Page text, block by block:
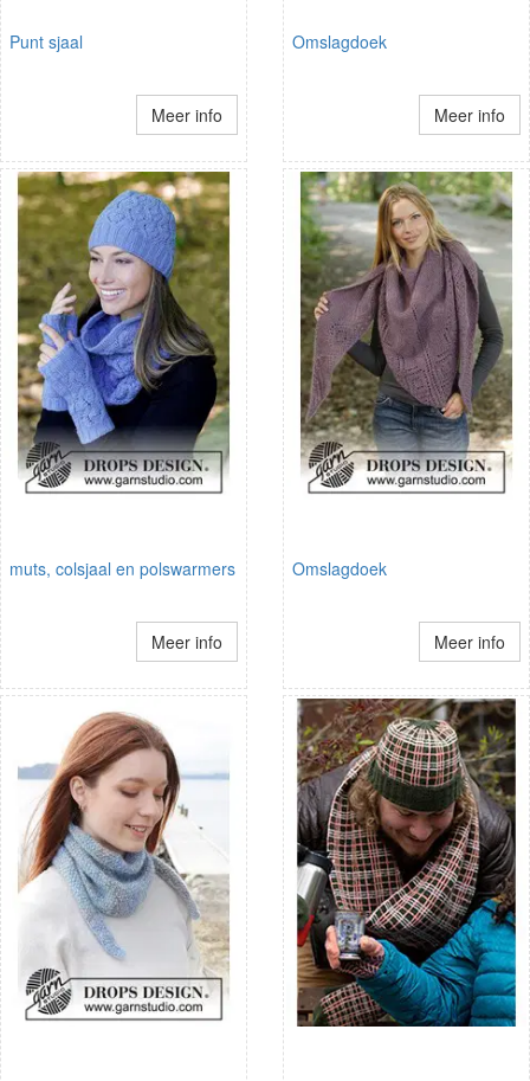
Punt sjaal
Meer info
Omslagdoek
Meer info
muts, colsjaal en polswarmers
Meer info
Omslagdoek
Meer info